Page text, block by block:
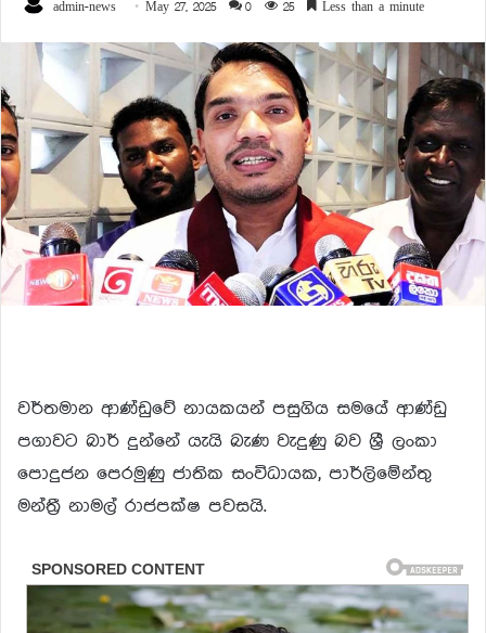
admin-news May 27, 2025 0 25 Less than a minute
වර්තමාන ආණ්ඩුවේ නායකයන් පසුගිය සමයේ ආණ්ඩු
පගාවට බාර් දුන්නේ යැයි බැණ වැදුණු බව ශ්‍රී ලංකා
පොදුජන පෙරමුණු ජාතික සංවිධායක, පාර්ලිමේන්තු
මන්ත්‍රී නාමල් රාජපක්ෂ පවසයි.